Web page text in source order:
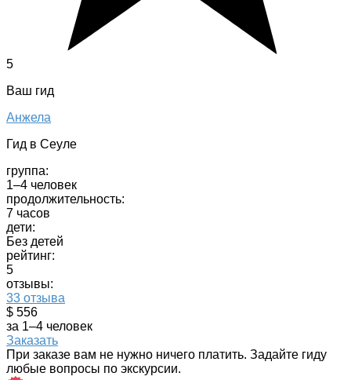
5
Ваш гид
Анжела
Гид в Сеуле
группа:
1–4 человек
продолжительность:
7 часов
дети:
Без детей
рейтинг:
5
отзывы:
33 отзыва
$ 556
за 1–4 человек
Заказать
При заказе вам не нужно ничего платить. Задайте гиду
любые вопросы по экскурсии.